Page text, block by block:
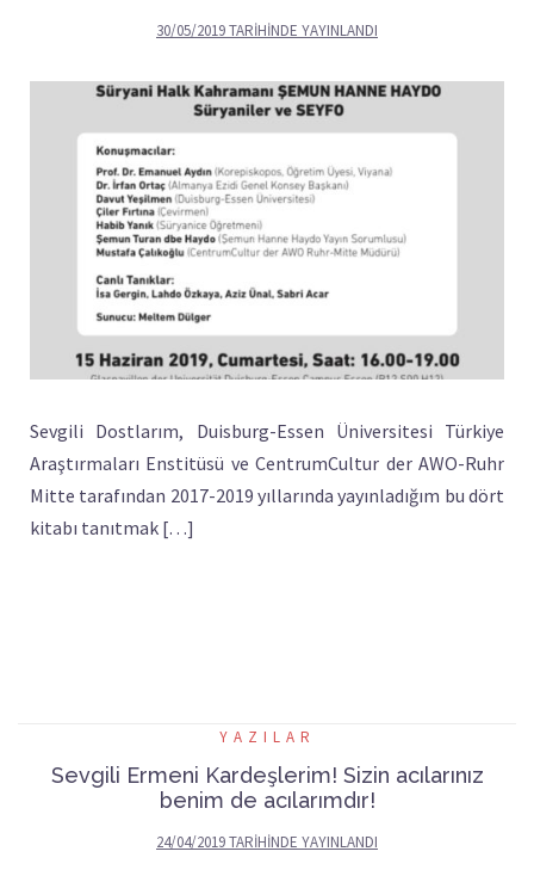
30/05/2019TARIHINDE YAYINLANDI
Sevgili Dostlarım, Duisburg-Essen Üniversitesi Türkiye
Araştırmaları Enstitüsü ve CentrumCultur der AWO-Ruhr
Mitte tarafından 2017-2019 yıllarında yayınladığım bu dört
kitabı tanıtmak […]
YAZILAR
Sevgili Ermeni Kardeşlerim! Sizin acılarınız
benim de acılarımdır!
24/04/2019TARIHINDE YAYINLANDI